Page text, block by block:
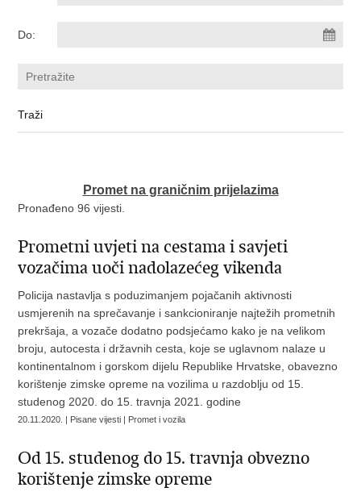
Do:
Promet na graničnim prijelazima
Pronađeno 96 vijesti.
Prometni uvjeti na cestama i savjeti
vozačima uoči nadolazećeg vikenda
Policija nastavlja s poduzimanjem pojačanih aktivnosti
usmjerenih na sprečavanje i sankcioniranje najtežih prometnih
prekršaja, a vozače dodatno podsjećamo kako je na velikom
broju, autocesta i državnih cesta, koje se uglavnom nalaze u
kontinentalnom i gorskom dijelu Republike Hrvatske, obavezno
korištenje zimske opreme na vozilima u razdoblju od 15.
studenog 2020. do 15. travnja 2021. godine
20.11.2020. | Pisane vijesti | Promet i vozila
Od 15. studenog do 15. travnja obvezno
korištenje zimske opreme